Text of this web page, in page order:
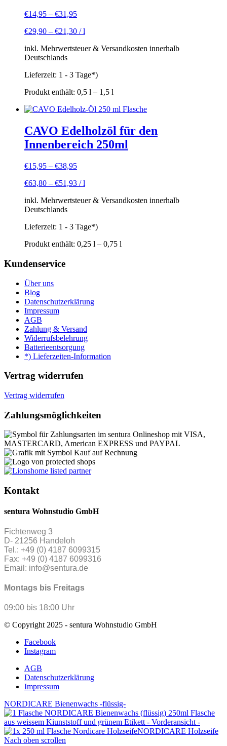
€14,95 – €31,95
€29,90 – €21,30 /l
inkl. Mehrwertsteuer & Versandkosten innerhalb
Deutschlands
Lieferzeit: 1 - 3 Tage*)
Produkt enthält: 0,5 l – 1,5 l
CAVO Edelholzöl für den
Innenbereich 250ml
€15,95 – €38,95
€63,80 – €51,93 /l
inkl. Mehrwertsteuer & Versandkosten innerhalb
Deutschlands
Lieferzeit: 1 - 3 Tage*)
Produkt enthält: 0,25 l – 0,75 l
Kundenservice
Über uns
Blog
Datenschutzerklärung
Impressum
AGB
Zahlung & Versand
Widerrufsbelehrung
Batterieentsorgung
*) Lieferzeiten-Information
Vertrag widerrufen
Vertrag widerrufen
Zahlungsmöglichkeiten
Kontakt
sentura Wohnstudio GmbH
Fichtenweg 3
D- 21256 Handeloh
Tel.: +49 (0) 4187 6099315
Fax: +49 (0) 4187 6099316
Email: info@sentura.de
Montags bis Freitags
09:00 bis 18:00 Uhr
© Copyright 2025 - sentura Wohnstudio GmbH
Facebook
Instagram
AGB
Datenschutzerklärung
Impressum
NORDICARE Bienenwachs -flüssig-
NORDICARE Holzseife
Nach oben scrollen